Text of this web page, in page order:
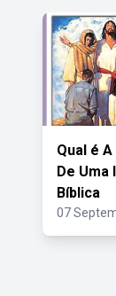
Qual é
De Uma
Bíblica
07